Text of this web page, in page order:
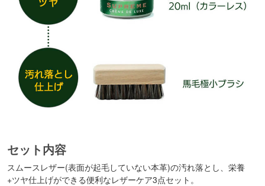
セット内容
スムースレザー(表面が起毛していない本革)の汚れ落とし、栄養
+ツヤ仕上げができる便利なレザーケア3点セット。